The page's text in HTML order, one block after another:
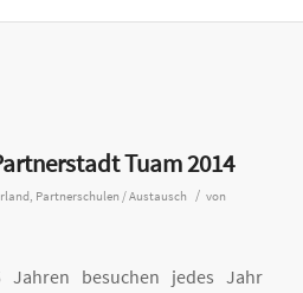
Tuam 2014
, Partnerschulen / Austausch / von
besuchen jedes Jahr